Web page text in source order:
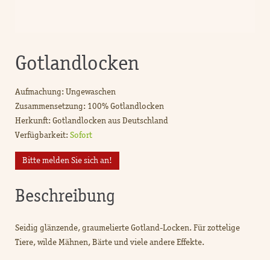
Gotlandlocken
Aufmachung: Ungewaschen
Zusammensetzung: 100% Gotlandlocken
Herkunft: Gotlandlocken aus Deutschland
Verfügbarkeit: Sofort
Bitte melden Sie sich an!
Beschreibung
Seidig glänzende, graumelierte Gotland-Locken. Für zottelige
Tiere, wilde Mähnen, Bärte und viele andere Effekte.